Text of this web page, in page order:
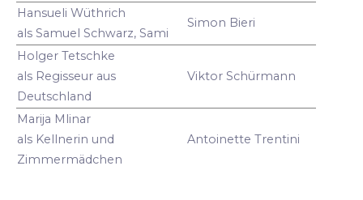
Hansueli Wüthrich
als Samuel Schwarz, Sami
Simon Bieri
Holger Tetschke
als Regisseur aus
Deutschland
Viktor Schürmann
Marija Mlinar
als Kellnerin und
Zimmermädchen
Antoinette Trentini